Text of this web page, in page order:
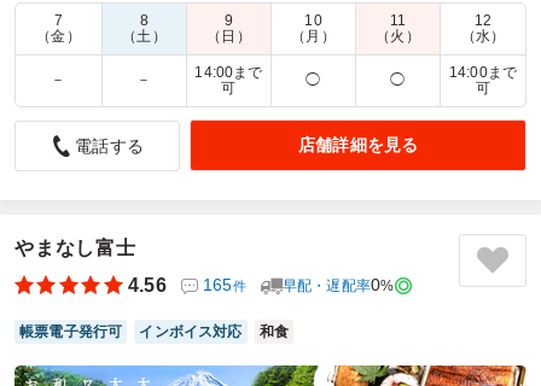
配達時間：
10:00～19:30
時間通りの配達で安心しました。リーズナブルな価格で美
味しくてよかったです。
5.0 富士見ヶ丘自治会
いいお弁当がないかと探してたどり着き注文しました。
子供にも好評でした。
初めてのお弁当ネット注文でもあり、公共施設への時間指定
け頂けて、とても安心できました。
7
（金）
8
（土）
9
（日）
10
（月）
11
（火）
12
（水）
－ －
14:00まで
可
◯ ◯
14:00まで
可
電話する 店舗詳細を見る
やまなし富士
4.56
165件 早配・遅配率0%
帳票電子発行可 インボイス対応 和食